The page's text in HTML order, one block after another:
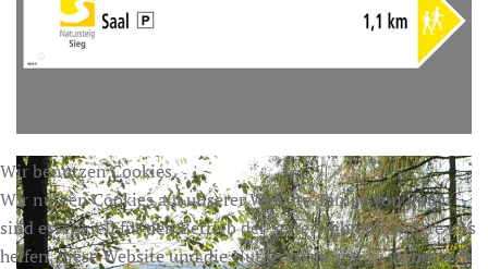
Wir benutzen Cookies
Wir nutzen Cookies auf unserer Website. Einige von ihnen
sind essenziell für den Betrieb der Seite, während andere uns
helfen, diese Website und die Nutzererfahrung zu verbessern